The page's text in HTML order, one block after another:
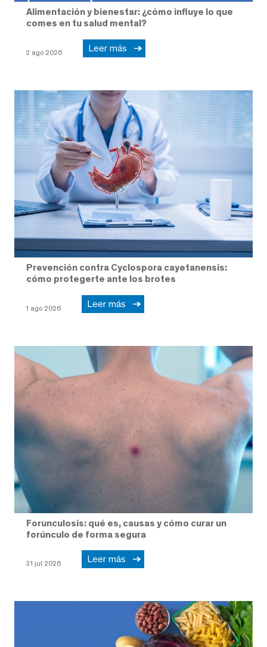
Alimentación y bienestar: ¿cómo influye lo que
comes en tu salud mental?
2 ago 2026 Leer más
Prevención contra Cyclospora cayetanensis:
cómo protegerte ante los brotes
1 ago 2026 Leer más
Forunculosis: qué es, causas y cómo curar un
forúnculo de forma segura
31 jul 2026 Leer más